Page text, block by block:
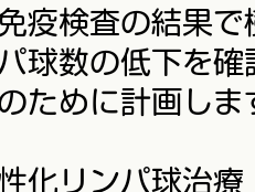
疫検査の結果で
球数の低下を確
ために計画し
化リンパ球